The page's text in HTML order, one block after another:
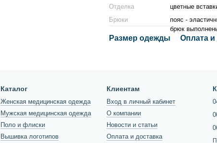
Отделка
цветные
Брюки
пояс -
брюк
Размер одежды Оплата и
Каталог
Женская медицинская одежда
Мужская медицинская одежда
Поло и флиски
Вышивка логотипов
Клиентам
Вход в личный кабинет
О компании
Новости и статьи
Оплата и доставка